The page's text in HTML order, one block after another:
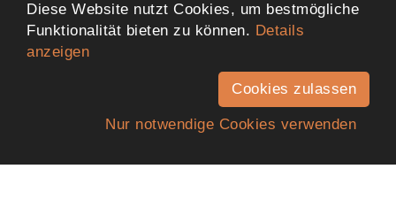
Diese Website nutzt Cookies, um bestmögliche
Funktionalität bieten zu können. Details
anzeigen
Cookies zulassen
Nur notwendige Cookies verwenden